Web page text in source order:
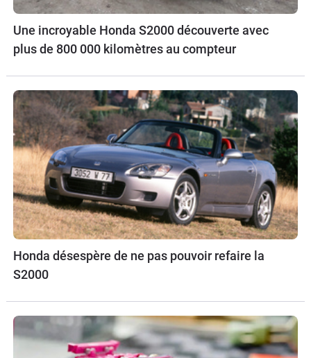
Une incroyable Honda S2000 découverte avec
plus de 800 000 kilomètres au compteur
Honda désespère de ne pas pouvoir refaire la
S2000